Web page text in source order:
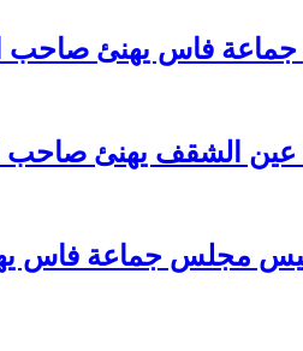
فاس يهنئ صاحب
الشقف يهنئ صاحب
مجلس جماعة فاس